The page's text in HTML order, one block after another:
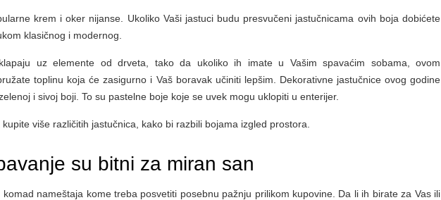
krem i oker nijanse. Ukoliko Vaši jastuci budu presvučeni jastučnicama ovih boja dobićete
klasičnog i modernog.
uz elemente od drveta, tako da ukoliko ih imate u Vašim spavaćim sobama, ovom
toplinu koja će zasigurno i Vaš boravak učiniti lepšim. Dekorativne jastučnice ovog godine
i sivoj boji. To su pastelne boje koje se uvek mogu uklopiti u enterijer.
više različitih jastučnica, kako bi razbili bojama izgled prostora.
su bitni za miran san
nameštaja kome treba posvetiti posebnu pažnju prilikom kupovine. Da li ih birate za Vas ili